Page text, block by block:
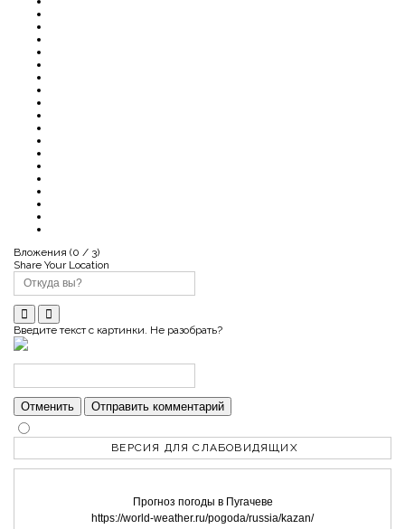
ВЕРСИЯ ДЛЯ СЛАБОВИДЯЩИХ
Прогноз погоды в Пугачеве
https://world-weather.ru/pogoda/russia/kazan/
Вложения (0 / 3)
Share Your Location
Введите текст с картинки. Не разобрать?
Отменить Отправить комментарий